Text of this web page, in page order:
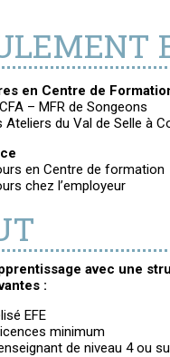
en Centre de
– MFR de Songeons
Ateliers du Val de Selle à
en Centre de formation
chez l’employeur
avec une
:
EFE
minimum
de niveau 4 ou